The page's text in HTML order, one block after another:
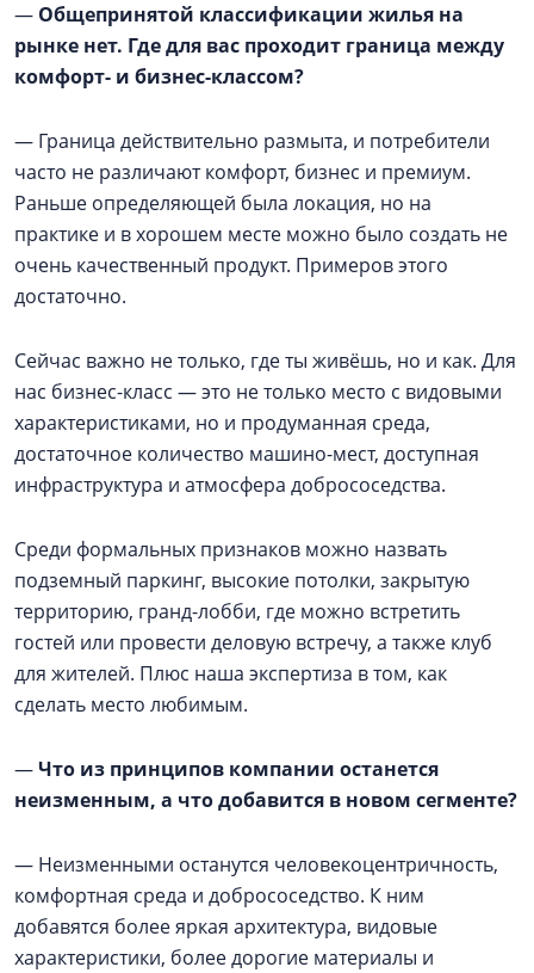
— Общепринятой классификации жилья на
рынке нет. Где для вас проходит граница между
комфорт- и бизнес-классом?
— Граница действительно размыта, и потребители
часто не различают комфорт, бизнес и премиум.
Раньше определяющей была локация, но на
практике и в хорошем месте можно было создать не
очень качественный продукт. Примеров этого
достаточно.
Сейчас важно не только, где ты живёшь, но и как. Для
нас бизнес-класс — это не только место с видовыми
характеристиками, но и продуманная среда,
достаточное количество машино-мест, доступная
инфраструктура и атмосфера добрососедства.
Среди формальных признаков можно назвать
подземный паркинг, высокие потолки, закрытую
территорию, гранд-лобби, где можно встретить
гостей или провести деловую встречу, а также клуб
для жителей. Плюс наша экспертиза в том, как
сделать место любимым.
—Что из принципов компании останется
неизменным, а что добавится в новом сегменте?
— Неизменными останутся человекоцентричность,
комфортная среда и добрососедство. К ним
добавятся более яркая архитектура, видовые
характеристики, более дорогие материалы и